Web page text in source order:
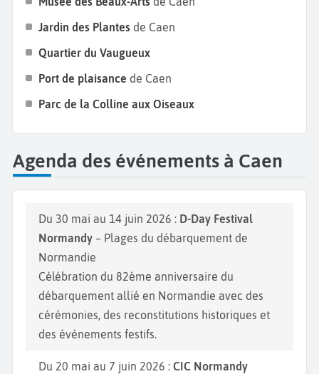
Jardin des Plantes de Caen
Quartier du Vaugueux
Port de plaisance de Caen
Parc de la Colline aux Oiseaux
Agenda des événements à Caen
Du 30 mai au 14 juin 2026 : D-Day Festival
Normandy – Plages du débarquement de
Normandie
Célébration du 82ème anniversaire du
débarquement allié en Normandie avec des
cérémonies, des reconstitutions historiques et
des événements festifs.
Du 20 mai au 7 juin 2026 : CIC Normandy